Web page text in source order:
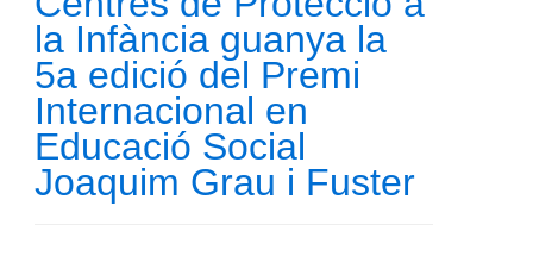
la Infància guanya la
5a edició del Premi
Internacional en
Educació Social
Joaquim Grau i Fuster